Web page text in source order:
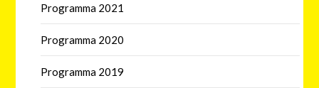
Programma 2021
Programma 2020
Programma 2019